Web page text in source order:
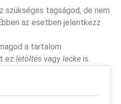
szükséges tagságod, de nem
az esetben jelentkezz
a tartalom
ez letöltés vagy lecke is.